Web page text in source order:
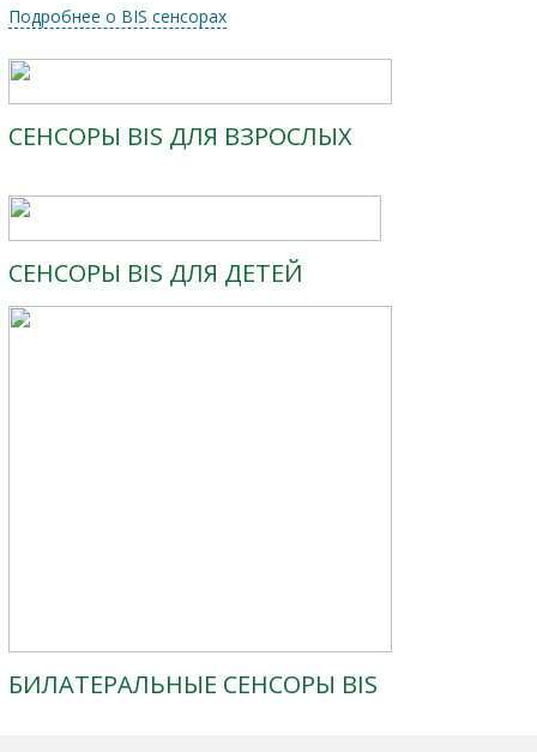
Подробнее о BIS сенсорах
СЕНСОРЫ BIS ДЛЯ ВЗРОСЛЫХ
СЕНСОРЫ BIS ДЛЯ ДЕТЕЙ
БИЛАТЕРАЛЬНЫЕ СЕНСОРЫ BIS